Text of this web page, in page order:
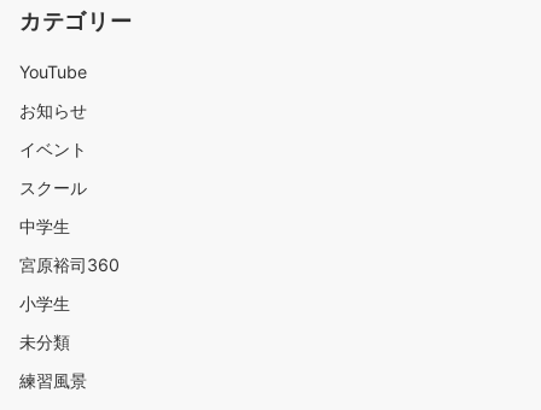
カテゴリー
YouTube
お知らせ
イベント
スクール
中学生
宮原裕司360
小学生
未分類
練習風景